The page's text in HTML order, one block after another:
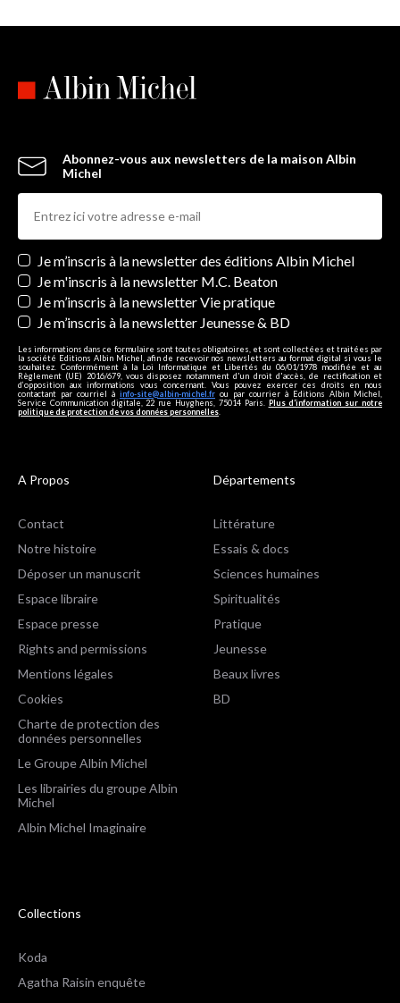
Abonnez-vous aux newsletters de la maison Albin
Michel
Newsletters
Je m’inscris à la newsletter des éditions Albin Michel
Je m'inscris à la newsletter M.C. Beaton
Je m’inscris à la newsletter Vie pratique
Je m’inscris à la newsletter Jeunesse & BD
Les informations dans ce formulaire sont toutes obligatoires, et sont collectées et traitées par
la société Editions Albin Michel, afin de recevoir nos newsletters au format digital si vous le
souhaitez. Conformément à la Loi Informatique et Libertés du 06/01/1978 modifiée et au
Règlement (UE) 2016/679, vous disposez notamment d'un droit d'accès, de rectification et
d’opposition aux informations vous concernant. Vous pouvez exercer ces droits en nous
contactant par courriel à info-site@albin-michel.fr ou par courrier à Editions Albin Michel,
Service Communication digitale, 22 rue Huyghens, 75014 Paris. Plus d’information sur notre
politique de protection de vos données personnelles
A Propos
Contact
Notre histoire
Déposer un manuscrit
Espace libraire
Espace presse
Rights and permissions
Mentions légales
Cookies
Charte de protection des
données personnelles
Le Groupe Albin Michel
Les librairies du groupe Albin
Michel
Albin Michel Imaginaire
Départements
Littérature
Essais & docs
Sciences humaines
Spiritualités
Pratique
Jeunesse
Beaux livres
BD
Collections
Koda
Agatha Raisin enquête